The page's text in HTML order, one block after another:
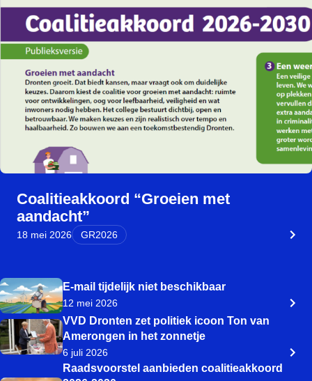
Coalitieakkoord “Groeien met
aandacht”
18 mei 2026 GR2026
E-mail tijdelijk niet beschikbaar
12 mei 2026
VVD Dronten zet politiek icoon Ton van
Amerongen in het zonnetje
6 juli 2026
Raadsvoorstel aanbieden coalitieakkoord